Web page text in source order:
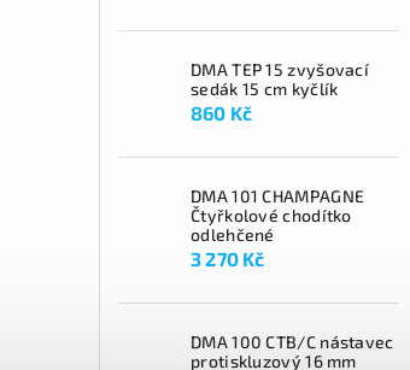
DMA TEP 15 zvyšovací
sedák 15 cm kyčlík
860 Kč
DMA 101 CHAMPAGNE
Čtyřkolové chodítko
odlehčené
3 270 Kč
DMA 100 CTB/C nástavec
protiskluzový 16 mm